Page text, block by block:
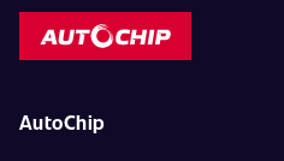
AutoChip